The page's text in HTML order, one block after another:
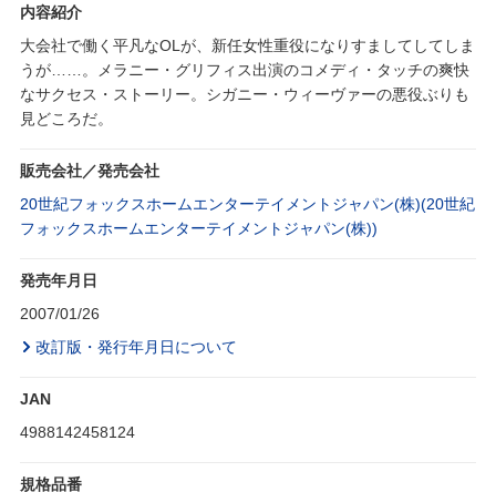
内容紹介
大会社で働く平凡なOLが、新任女性重役になりすましてしてしま
うが……。メラニー・グリフィス出演のコメディ・タッチの爽快
なサクセス・ストーリー。シガニー・ウィーヴァーの悪役ぶりも
見どころだ。
販売会社／発売会社
20世紀フォックスホームエンターテイメントジャパン(株)(20世紀
フォックスホームエンターテイメントジャパン(株))
発売年月日
2007/01/26
改訂版・発行年月日について
JAN
4988142458124
規格品番